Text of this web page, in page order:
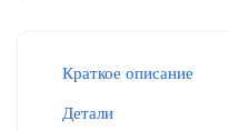
Краткое описание
Детали